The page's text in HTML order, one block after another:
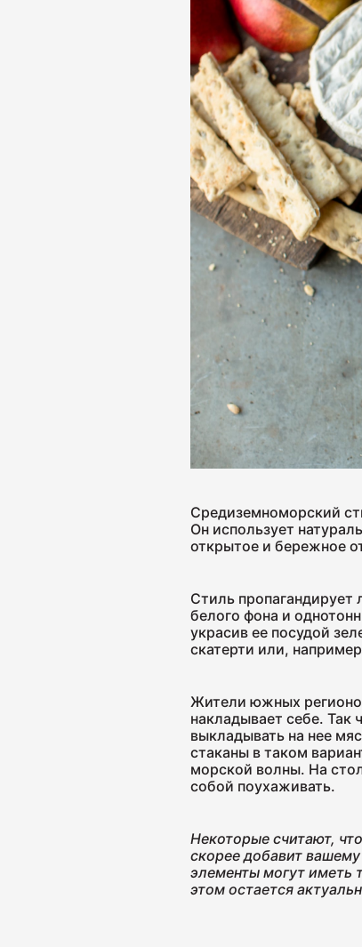
Средиземноморский
Он использует
открытое и бережное
Cтиль
белого фона и
украсив ее посудой
скатерти или,
Жители южных
накладывает себе.
выкладывать на нее
стаканы в таком
морской волны. На
собой поухаживать.
Некоторые считают,
скорее добавит
элементы могут иметь
этом остается